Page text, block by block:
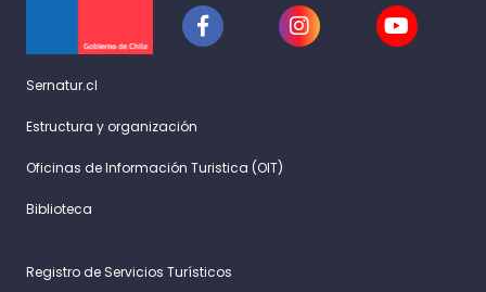
Sernatur.cl
Estructura y organización
Oficinas de Información Turistica (OIT)
Biblioteca
Registro de Servicios Turísticos